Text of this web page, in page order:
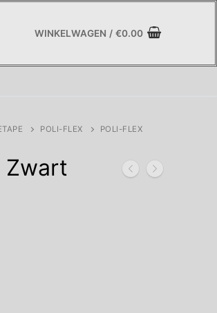
WINKELWAGEN / €0.00
POLI-FLEX
POLI-FLEX
Zwart